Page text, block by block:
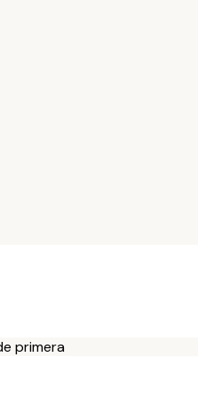
primera